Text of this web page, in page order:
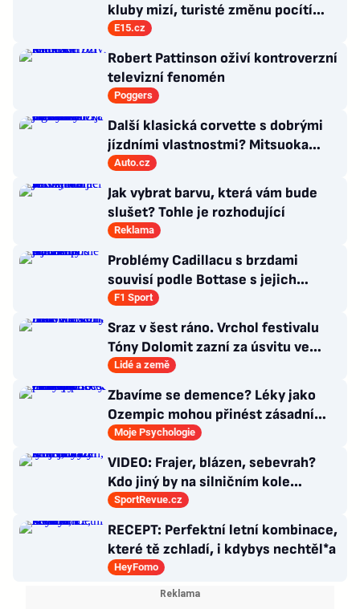
kluby mizí, turisté změnu pocítí
brzy
E15.cz
Robert Pattinson oživí kontroverzní
televizní fenomén
Poggers
Další klasická corvette s dobrými
jízdními vlastnostmi? Mitsuoka
znovu využije legendární MX-5
Auto.cz
Jak vybrat barvu, která vám bude
slušet? Tohle je rozhodující
Reklama
Problémy Cadillacu s brzdami
souvisí podle Bottase s jejich
chlazením
F1 Sport
Sraz v šest ráno. Vrchol festivalu
Tóny Dolomit zazní za úsvitu ve
3000 metrech
Lidé a země
Zbavíme se demence? Léky jako
Ozempic mohou přinést zásadní
průlom v léčbě Alzheimerovy
Moje Psychologie
VIDEO: Frajer, blázen, sebevrah?
Kdo jiný by na silničním kole
dokázal tyhle triky?
SportRevue.cz
RECEPT: Perfektní letní kombinace,
které tě zchladí, i kdybys nechtěl*a
HeyFomo